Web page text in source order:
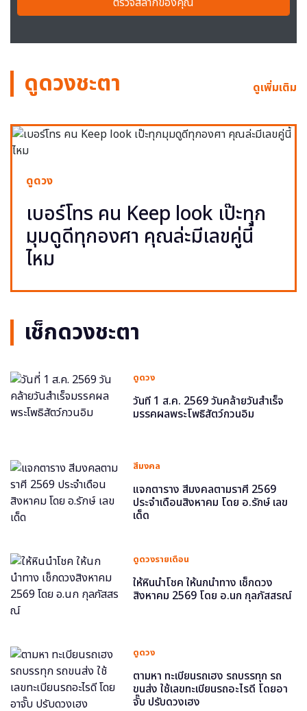
ดูดวงชะตา ดูเพิ่มเติม
ดูดวง
เบอร์โทร คน Keep look เป๊ะทุก
มุมดูดีทุกองศา คุณล่ะมีเลขคู่นี้
ไหม
เช็กดวงชะตา
ดูดวง
วันที่ 1 ส.ค. 2569 วันคล้ายวันสำเร็จ
มรรคผลพระโพธิสัตว์กวนอิม
สีมงคล
แจกตาราง สีมงคลตามราศี 2569
ประจำเดือนสิงหาคม โดย อ.รักษ์ เลข
เด็ด
ดูดวงรายเดือน
ให้หินนำโชค ให้นกนำทาง เช็กดวง
สิงหาคม 2569 โดย อ.นก กุลภัสสรณ์
ดูดวง
ตามหา ทะเบียนรถเฮง รถบรรทุก รถ
ขนส่ง ใช้เลขทะเบียนรถอะไรดี โดยอา
จั๊บ ปรับดวงเฮง